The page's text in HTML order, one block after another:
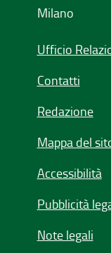
Milano
Ufficio
Contatti
Redazione
Mappa del
Accessibilità
Pubblicità
Note legali